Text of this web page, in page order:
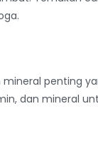
penting
dan mineral